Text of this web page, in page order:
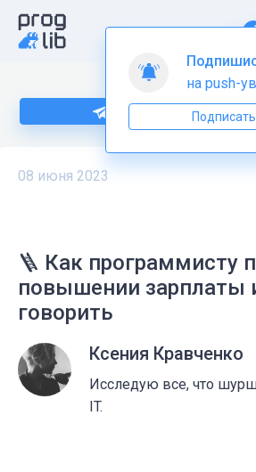
Подпишитесь на нас в
08 июня 2023
🪜 Как программисту
повышении зарплаты
говорить
Ксения Кравченко
Исследую все, что
IT.
на push-